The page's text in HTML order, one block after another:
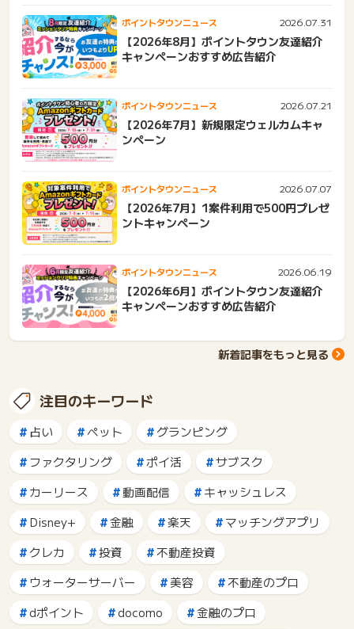
ポイントタウンニュース 2026.07.31
【2026年8月】ポイントタウン友達紹介
キャンペーンおすすめ広告紹介
ポイントタウンニュース 2026.07.21
【2026年7月】新規限定ウェルカムキャ
ンペーン
ポイントタウンニュース 2026.07.07
【2026年7月】1案件利用で500円プレゼ
ントキャンペーン
ポイントタウンニュース 2026.06.19
【2026年6月】ポイントタウン友達紹介
キャンペーンおすすめ広告紹介
新着記事をもっと見る
注目のキーワード
占い ペット
グランピング
ファクタリング
ポイ活
サブスク
カーリース
動画配信
キャッシュレス
Disney+
金融 楽天
マッチングアプリ
クレカ
投資
不動産投資
ウォーターサーバー
美容
不動産のプロ
dポイント
docomo
金融のプロ